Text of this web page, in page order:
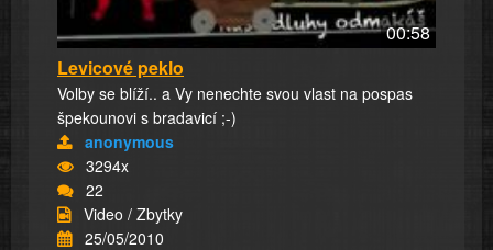
00:58
Levicové peklo
Volby se blíží.. a Vy nenechte svou vlast na pospas
špekounovi s bradavicí ;-)
anonymous
3294x
22
Video / Zbytky
25/05/2010